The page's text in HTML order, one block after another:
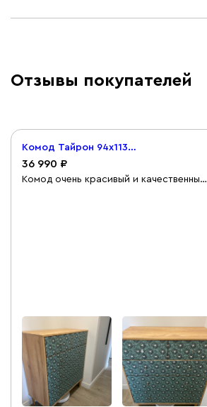
Отзывы покупателей
Комод Тайрон 94x113 Атом
36 990
Комод очень красивый и качественный!